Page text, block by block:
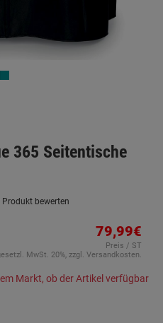
365 Seitentische
bewerten
79,99€
Preis / ST
MwSt. 20%, zzgl. Versandkosten.
Markt, ob der Artikel verfügbar